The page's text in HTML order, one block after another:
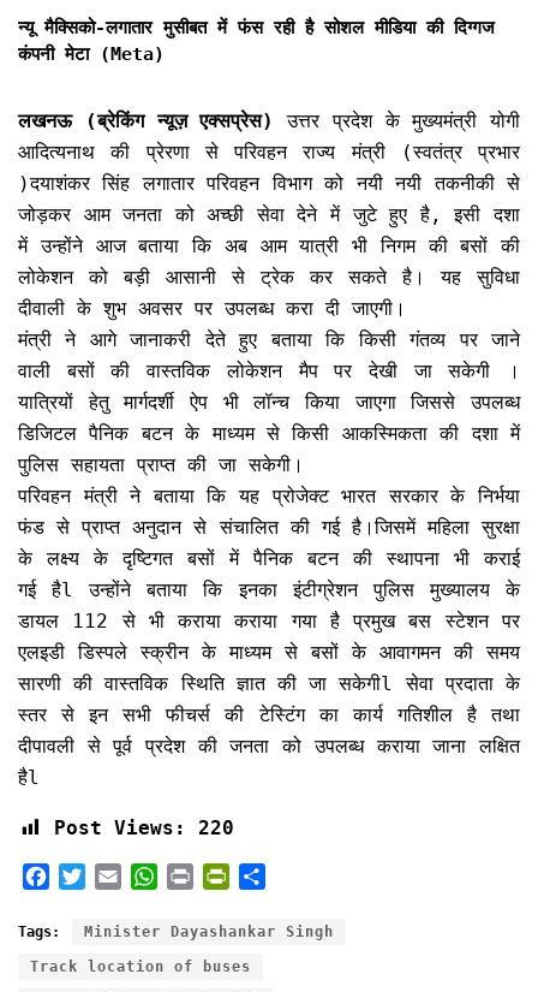
न्यू मैक्सिको-लगातार मुसीबत में फंस रही है सोशल मीडिया की दिग्गज
कंपनी मेटा (Meta)
लखनऊ (ब्रेकिंग न्यूज़ एक्सप्रेस)
उत्तर प्रदेश के मुख्यमंत्री योगी
आदित्यनाथ की प्रेरणा से परिवहन राज्य मंत्री (स्वतंत्र प्रभार
)दयाशंकर सिंह लगातार परिवहन विभाग को नयी नयी तकनीकी से
जोड़कर आम जनता को अच्छी सेवा देने में जुटे हुए है, इसी दशा
में उन्होंने आज बताया कि अब आम यात्री भी निगम की बसों की
लोकेशन को बड़ी आसानी से ट्रेक कर सकते है। यह सुविधा
दीवाली के शुभ अवसर पर उपलब्ध करा दी जाएगी।
मंत्री ने आगे जानाकरी देते हुए बताया कि किसी गंतव्य पर जाने
वाली बसों की वास्तविक लोकेशन मैप पर देखी जा सकेगी ।
यात्रियों हेतु मार्गदर्शी ऐप भी लॉन्च किया जाएगा जिससे उपलब्ध
डिजिटल पैनिक बटन के माध्यम से किसी आकस्मिकता की दशा में
पुलिस सहायता प्राप्त की जा सकेगी।
परिवहन मंत्री ने बताया कि यह प्रोजेक्ट भारत सरकार के निर्भया
फंड से प्राप्त अनुदान से संचालित की गई है।जिसमें महिला सुरक्षा
के लक्ष्य के दृष्टिगत बसों में पैनिक बटन की स्थापना भी कराई
गई हैl उन्होंने बताया कि इनका इंटीग्रेशन पुलिस मुख्यालय के
डायल 112 से भी कराया कराया गया है प्रमुख बस स्टेशन पर
एलइडी डिस्पले स्क्रीन के माध्यम से बसों के आवागमन की समय
सारणी की वास्तविक स्थिति ज्ञात की जा सकेगीl सेवा प्रदाता के
स्तर से इन सभी फीचर्स की टेस्टिंग का कार्य गतिशील है तथा
दीपावली से पूर्व प्रदेश की जनता को उपलब्ध कराया जाना लक्षित
हैl
Post Views: 220
c
i
t
a
i
a
i
n
i
a
Tags: Minister Dayashankar Singh
Track location of buses